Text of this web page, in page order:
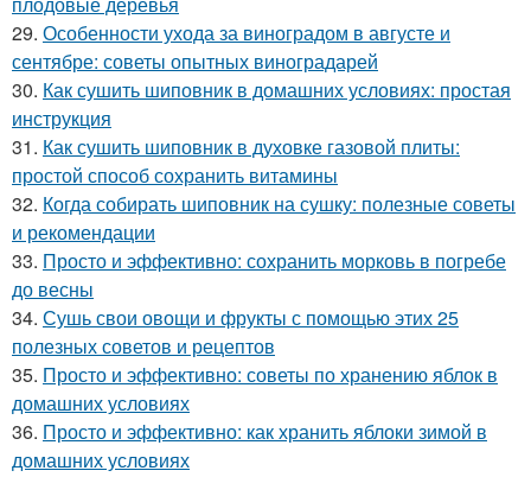
29. Особенности ухода за виноградом в августе и
сентябре: советы опытных виноградарей
30. Как сушить шиповник в домашних условиях: простая
инструкция
31. Как сушить шиповник в духовке газовой плиты:
простой способ сохранить витамины
32. Когда собирать шиповник на сушку: полезные советы
и рекомендации
33. Просто и эффективно: сохранить морковь в погребе
до весны
34. Сушь свои овощи и фрукты с помощью этих 25
полезных советов и рецептов
35. Просто и эффективно: советы по хранению яблок в
домашних условиях
36. Просто и эффективно: как хранить яблоки зимой в
домашних условиях